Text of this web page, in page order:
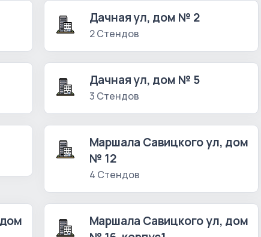
Дачная ул, дом № 2
2 Стендов
Дачная ул, дом № 5
3 Стендов
Маршала Савицкого ул, дом
№ 12
4 Стендов
Маршала Савицкого ул, дом